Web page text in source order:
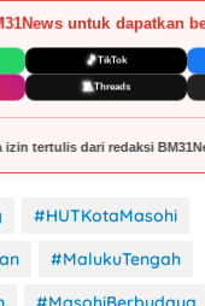
untuk dapatkan
🎵TikTok
🧵Threads
#HUTKotaMasohi
#MalukuTengah